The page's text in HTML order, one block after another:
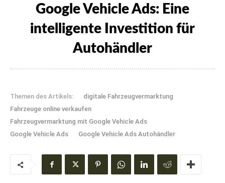
Google Vehicle Ads: Eine
intelligente Investition für
Autohändler
Themen des Artikels:
digitale Fahrzeugvermarktung
Fahrzeuge online verkaufen
Fahrzeugvermarktung mit Google Vehicle Ads
Google Vehicle Ads
Google Vehicle Ads Autohändler